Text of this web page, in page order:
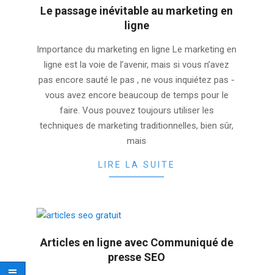
Le passage inévitable au marketing en
ligne
11-
30
Importance du marketing en ligne Le marketing en
ligne est la voie de l’avenir, mais si vous n’avez
pas encore sauté le pas , ne vous inquiétez pas -
vous avez encore beaucoup de temps pour le
faire. Vous pouvez toujours utiliser les
techniques de marketing traditionnelles, bien sûr,
mais
LIRE LA SUITE
Articles en ligne avec Communiqué de
presse SEO